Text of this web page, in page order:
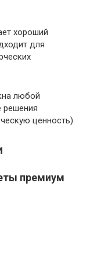
хороший
для
любой
решения
ценность).
премиум